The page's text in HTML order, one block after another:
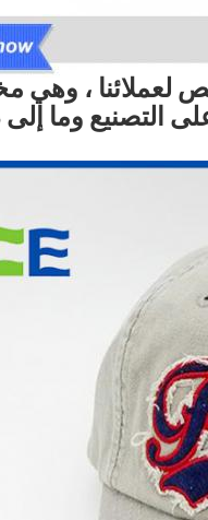
لعملائنا ،
التصنيع وما